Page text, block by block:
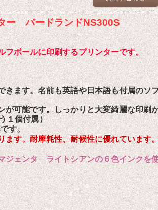
ー バードランドNS300S
フボールに印刷するプリンターです。
ます。名前も英語や日本語も付属のソ
可能です。しっかりと大変綺麗な印刷
１個付属）
す。
ます。耐摩耗性、耐候性に優れています
ンタ ライトシアンの６色インクを